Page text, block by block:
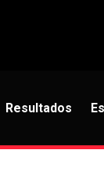
Resultados